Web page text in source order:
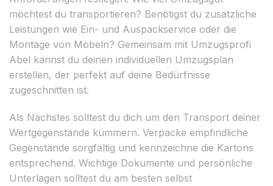
möchtest du transportieren? Benötigst du zusätzliche
Leistungen wie Ein- und Auspackservice oder die
Montage von Möbeln? Gemeinsam mit Umzugsprofi
Abel kannst du deinen individuellen Umzugsplan
erstellen, der perfekt auf deine Bedürfnisse
zugeschnitten ist.
Als Nächstes solltest du dich um den Transport deiner
Wertgegenstände kümmern. Verpacke empfindliche
Gegenstände sorgfältig und kennzeichne die Kartons
entsprechend. Wichtige Dokumente und persönliche
Unterlagen solltest du am besten selbst